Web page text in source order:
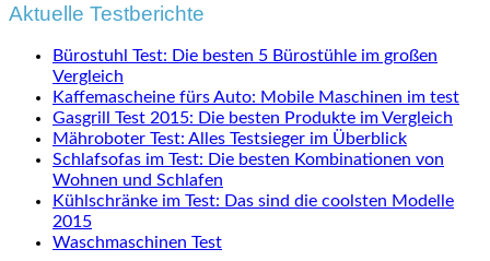
Aktuelle Testberichte
Bürostuhl Test: Die besten 5 Bürostühle im großen
Vergleich
Kaffemascheine fürs Auto: Mobile Maschinen im test
Gasgrill Test 2015: Die besten Produkte im Vergleich
Mähroboter Test: Alles Testsieger im Überblick
Schlafsofas im Test: Die besten Kombinationen von
Wohnen und Schlafen
Kühlschränke im Test: Das sind die coolsten Modelle
2015
Waschmaschinen Test